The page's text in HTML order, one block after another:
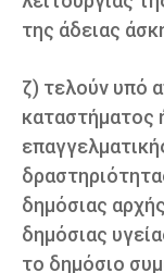
της άδειας
ζ) τελούν υπό
καταστήματος
δημόσιας
δημόσιας
το δημόσιο